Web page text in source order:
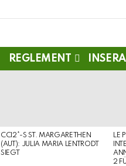
REGLEMENT
CCI2*-S ST. MARGARETHEN
(AUT): JULIA MARIA LENTRODT
SIEGT
LE
2